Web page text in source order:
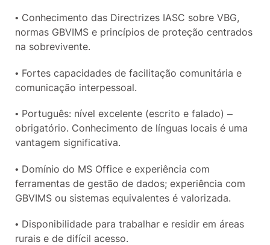
• Conhecimento das Directrizes IASC sobre VBG,
normas GBVIMS e princípios de proteção centrados
na sobrevivente.
• Fortes capacidades de facilitação comunitária e
comunicação interpessoal.
• Português: nível excelente (escrito e falado) –
obrigatório. Conhecimento de línguas locais é uma
vantagem significativa.
• Domínio do MS Office e experiência com
ferramentas de gestão de dados; experiência com
GBVIMS ou sistemas equivalentes é valorizada.
• Disponibilidade para trabalhar e residir em áreas
rurais e de difícil acesso.